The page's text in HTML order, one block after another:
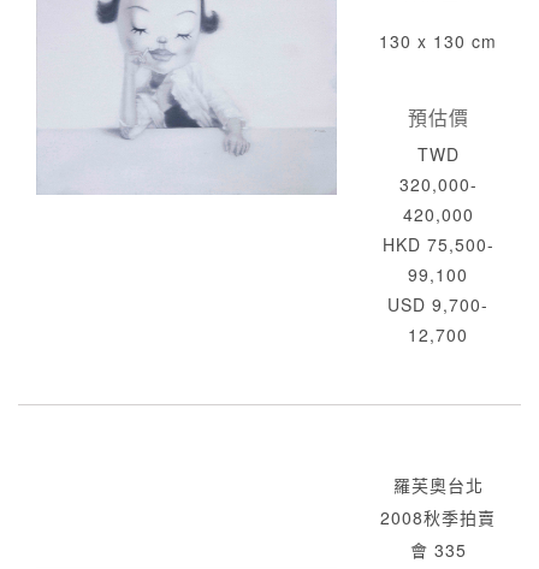
130 x 130 cm
預估價
TWD
320,000-
420,000
HKD 75,500-
99,100
USD 9,700-
12,700
羅芙奧台北
2008秋季拍賣
會 335